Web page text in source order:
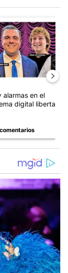
listo para 'atajar'
de tendencia con
alarmas en el
digital libertario